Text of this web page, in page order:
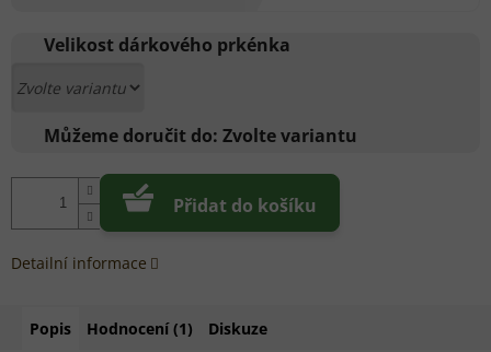
cena:
Velikost dárkového prkénka
Můžeme doručit do: Zvolte variantu
Přidat do košíku
Detailní informace
Popis Hodnocení (1) Diskuze